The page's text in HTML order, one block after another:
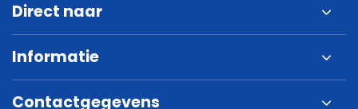
Direct naar
Informatie
Contactgegevens